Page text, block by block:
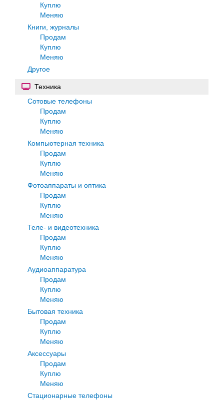
Куплю
Меняю
Книги, журналы
Продам
Куплю
Меняю
Другое
Техника
Сотовые телефоны
Продам
Куплю
Меняю
Компьютерная техника
Продам
Куплю
Меняю
Фотоаппараты и оптика
Продам
Куплю
Меняю
Теле- и видеотехника
Продам
Куплю
Меняю
Аудиоаппаратура
Продам
Куплю
Меняю
Бытовая техника
Продам
Куплю
Меняю
Аксессуары
Продам
Куплю
Меняю
Стационарные телефоны